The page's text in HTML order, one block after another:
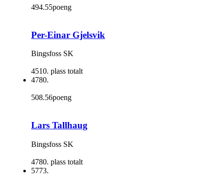
494.55poeng
Per-Einar Gjelsvik
Bingsfoss SK
4510. plass totalt
4780.
508.56poeng
Lars Tallhaug
Bingsfoss SK
4780. plass totalt
5773.